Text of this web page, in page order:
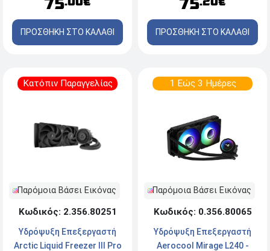
75
ΠΡΟΣΘΗΚΗ ΣΤΟ ΚΑΛΑΘΙ
ARGB
75
ΠΡΟΣΘΗΚΗ ΣΤΟ ΚΑΛΑΘΙ
Κατόπιν Παραγγελίας
Παρόμοια Βάσει Εικόνας
Κωδικός: 2.356.80251
Υδρόψυξη Επεξεργαστή
Arctic Liquid Freezer III Pro
1 Εώς 3 Ημέρες
Παρόμοια Βάσει Εικόνας
Κωδικός: 0.356.80065
Υδρόψυξη Επεξεργαστή
Aerocool Mirage L240 -